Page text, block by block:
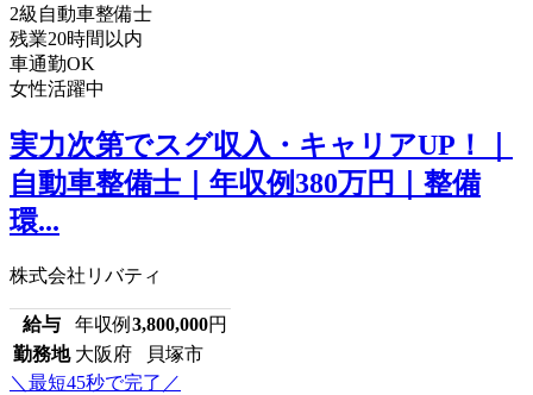
2級自動車整備士
残業20時間以内
車通勤OK
女性活躍中
実力次第でスグ収入・キャリアUP！｜
自動車整備士｜年収例380万円｜整備
環...
株式会社リバティ
給与 年収例 3,800,000円
勤務地 大阪府 貝塚市
＼最短45秒で完了／